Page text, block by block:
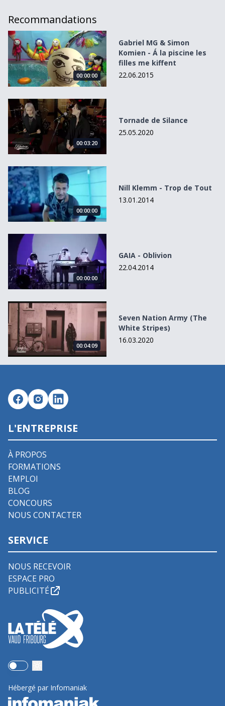
Recommandations
Gabriel MG &amp; Simon Komien - Á la piscine les filles
00:00:00
Gabriel MG & Simon
Komien - Á la piscine les
filles me kiffent
22.06.2015
Tornade de Silance
00:03:20
Tornade de Silance
25.05.2020
Nill Klemm - Trop de Tout
00:00:00
Nill Klemm - Trop de Tout
13.01.2014
GAIA - Oblivion
00:00:00
GAIA - Oblivion
22.04.2014
Seven Nation Army (The White Stripes)
00:04:09
Seven Nation Army (The
White Stripes)
16.03.2020
L'ENTREPRISE
À PROPOS
FORMATIONS
EMPLOI
BLOG
CONCOURS
NOUS CONTACTER
SERVICE
NOUS RECEVOIR
ESPACE PRO
PUBLICITÉ
Use setting
Hébergé par Infomaniak